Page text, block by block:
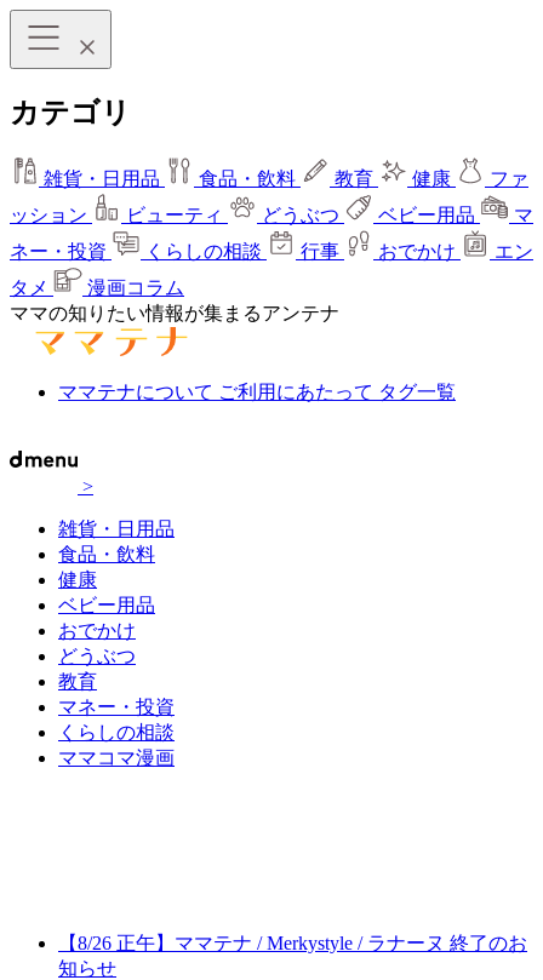
カテゴリ
雑貨・日用品 食品・飲料 教育 健康
ファ
ッション
ビューティ どうぶつ ベビー用品
マ
ネー・投資
くらしの相談 行事 おでかけ
エン
タメ
漫画コラム
ママの知りたい情報が集まるアンテナ
ママテナについて ご利用にあたって タグ一覧
>
雑貨・日用品
食品・飲料
健康
ベビー用品
おでかけ
どうぶつ
教育
マネー・投資
くらしの相談
ママコマ漫画
【8/26 正午】ママテナ / Merkystyle / ラナーヌ 終了のお
知らせ